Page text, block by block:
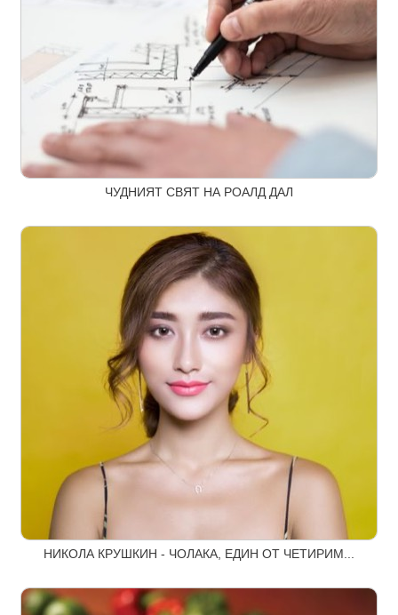
ЧУДНИЯТ СВЯТ НА РОАЛД ДАЛ
НИКОЛА КРУШКИН - ЧОЛАКА, ЕДИН ОТ ЧЕТИРИМ...